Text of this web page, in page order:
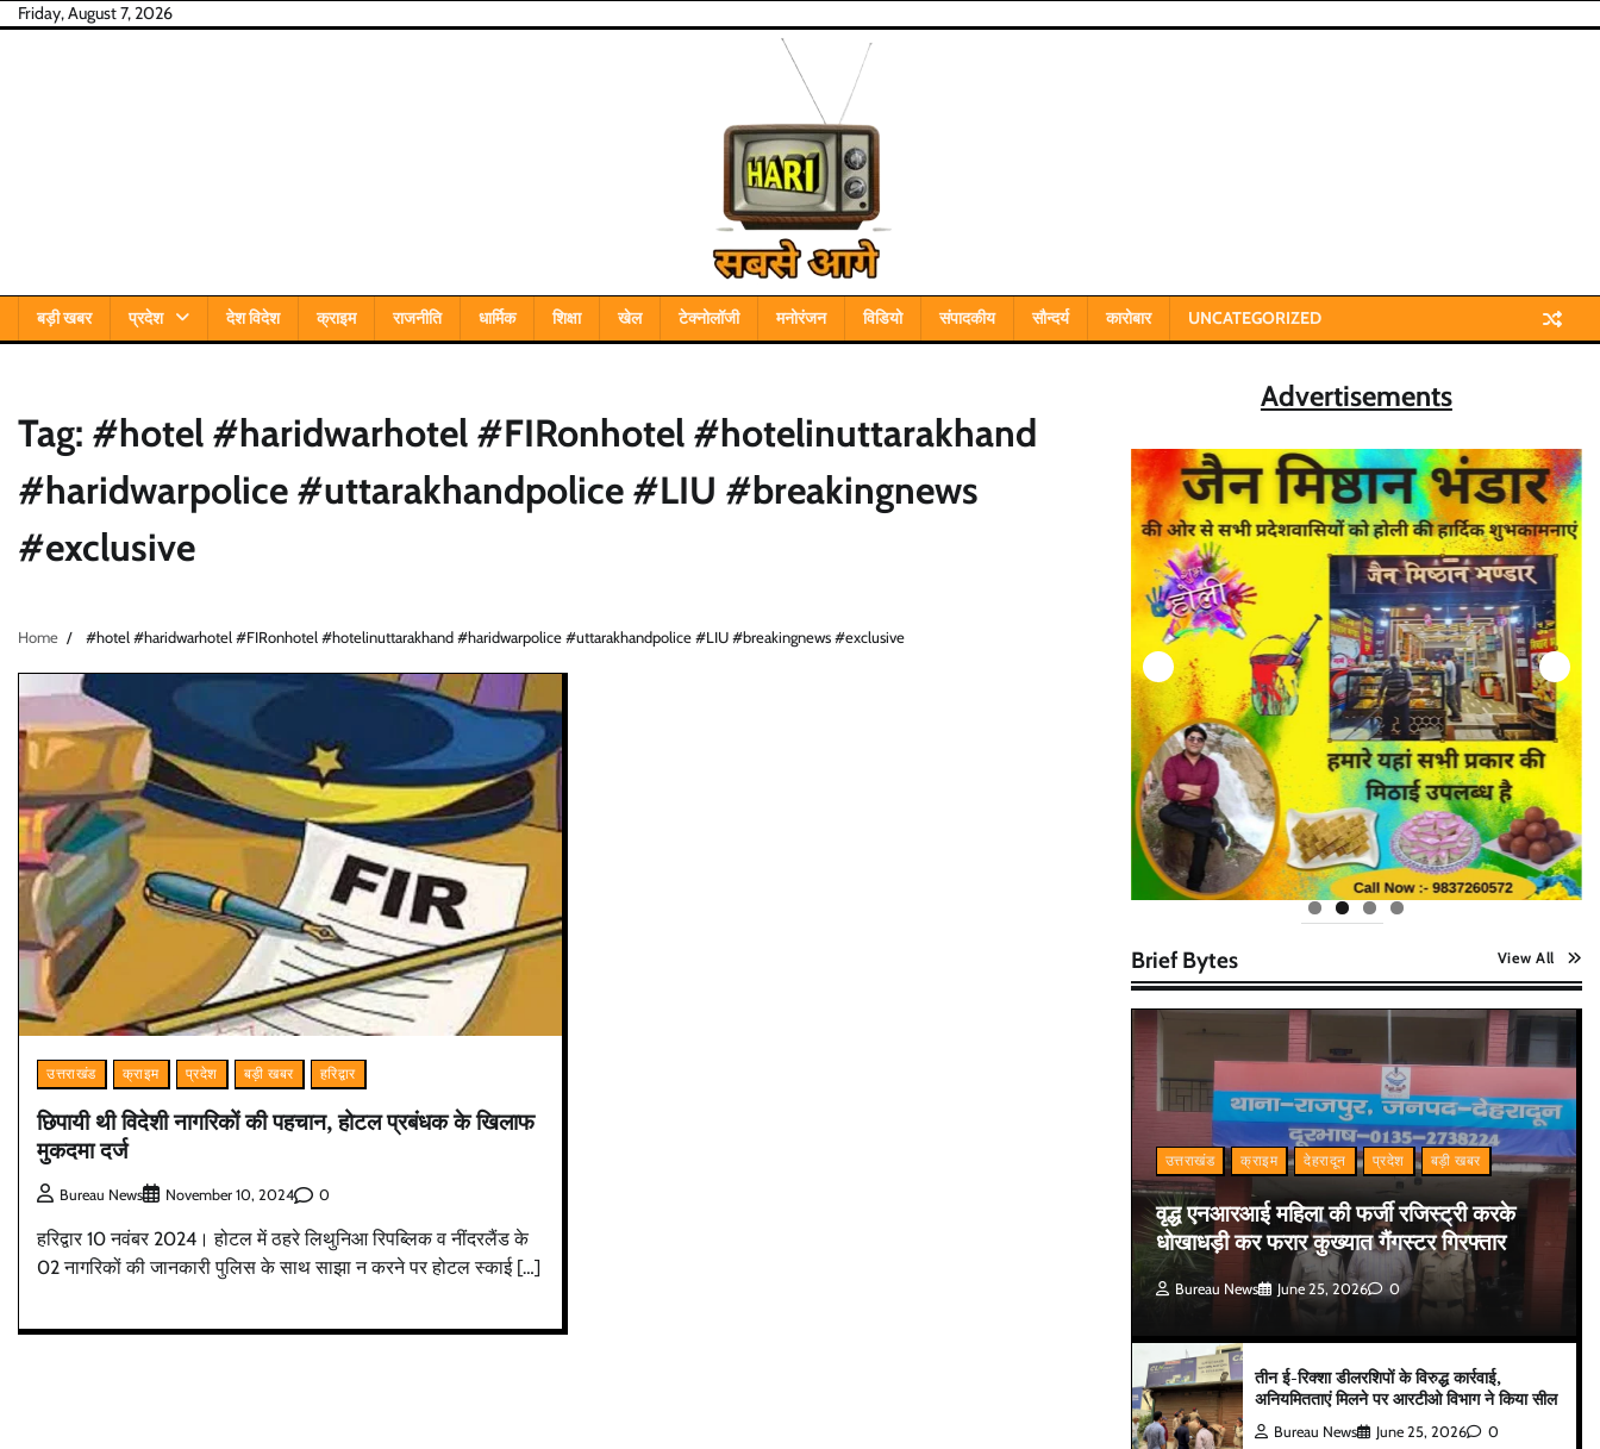
SkipFriday, August 7, 2026
बड़ी खबर प्रदेश देश विदेश क्राइम राजनीति धार्मिक शिक्षा खेल टेक्नोलॉजी मनोरंजन विडियो संपादकीय सौन्दर्य कारोबार UNCATEGORIZED
Tag: #hotel #haridwarhotel #FIRonhotel #hotelinuttarakhand
#haridwarpolice #uttarakhandpolice #LIU #breakingnews
#exclusive
Home #hotel #haridwarhotel #FIRonhotel #hotelinuttarakhand #haridwarpolice #uttarakhandpolice #LIU #breakingnews #exclusive
उत्तराखंड क्राइम प्रदेश बड़ी खबर हरिद्वार
छिपायी थी विदेशी नागरिकों की पहचान, होटल प्रबंधक के खिलाफ
मुकदमा दर्ज
Bureau News November 10, 2024 0
हरिद्वार 10 नवंबर 2024। होटल में ठहरे लिथुनिआ रिपब्लिक व नींदरलैंड के
02 नागरिकों की जानकारी पुलिस के साथ साझा न करने पर होटल स्काई […]
Advertisements
Brief Bytes View All
उत्तराखंड क्राइम देहरादून प्रदेश बड़ी खबर
वृद्ध एनआरआई महिला की फर्जी रजिस्ट्री करके
धोखाधड़ी कर फरार कुख्यात गैंगस्टर गिरफ्तार
Bureau News June 25, 2026 0
तीन ई-रिक्शा डीलरशिपों के विरुद्ध कार्रवाई,
अनियमितताएं मिलने पर आरटीओ विभाग ने किया सील
Bureau News June 25, 2026 0